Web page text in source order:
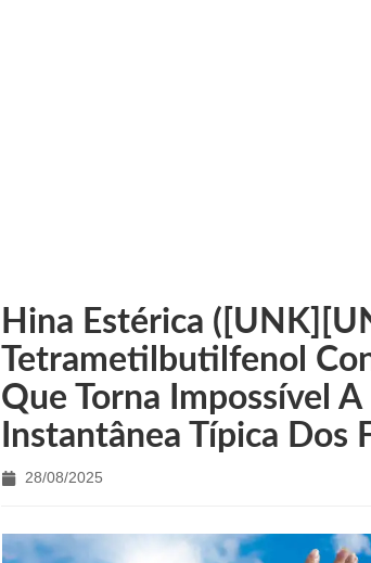
Hina Estérica
Tetrametilbutilfenol
Que Torna Impossível
Instantânea Típica Dos
28/08/2025